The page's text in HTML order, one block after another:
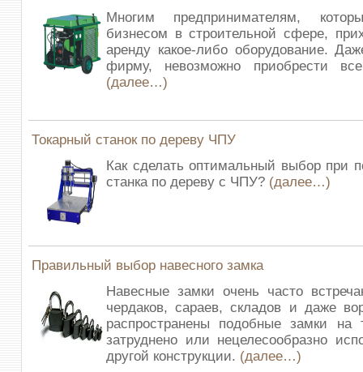
Многим предпринимателям,
бизнесом в строительной сфере,
аренду какое-либо оборудование.
фирму, невозможно приобрести
(далее…)
Токарный станок по дереву ЧПУ
Как сделать оптимальный выбор при
станка по дереву с ЧПУ? (далее…)
Правильный выбор навесного замка
Навесные замки очень часто
чердаков, сараев, складов и даже
распространены подобные замки на
затруднено или нецелесообразно
другой конструкции. (далее…)